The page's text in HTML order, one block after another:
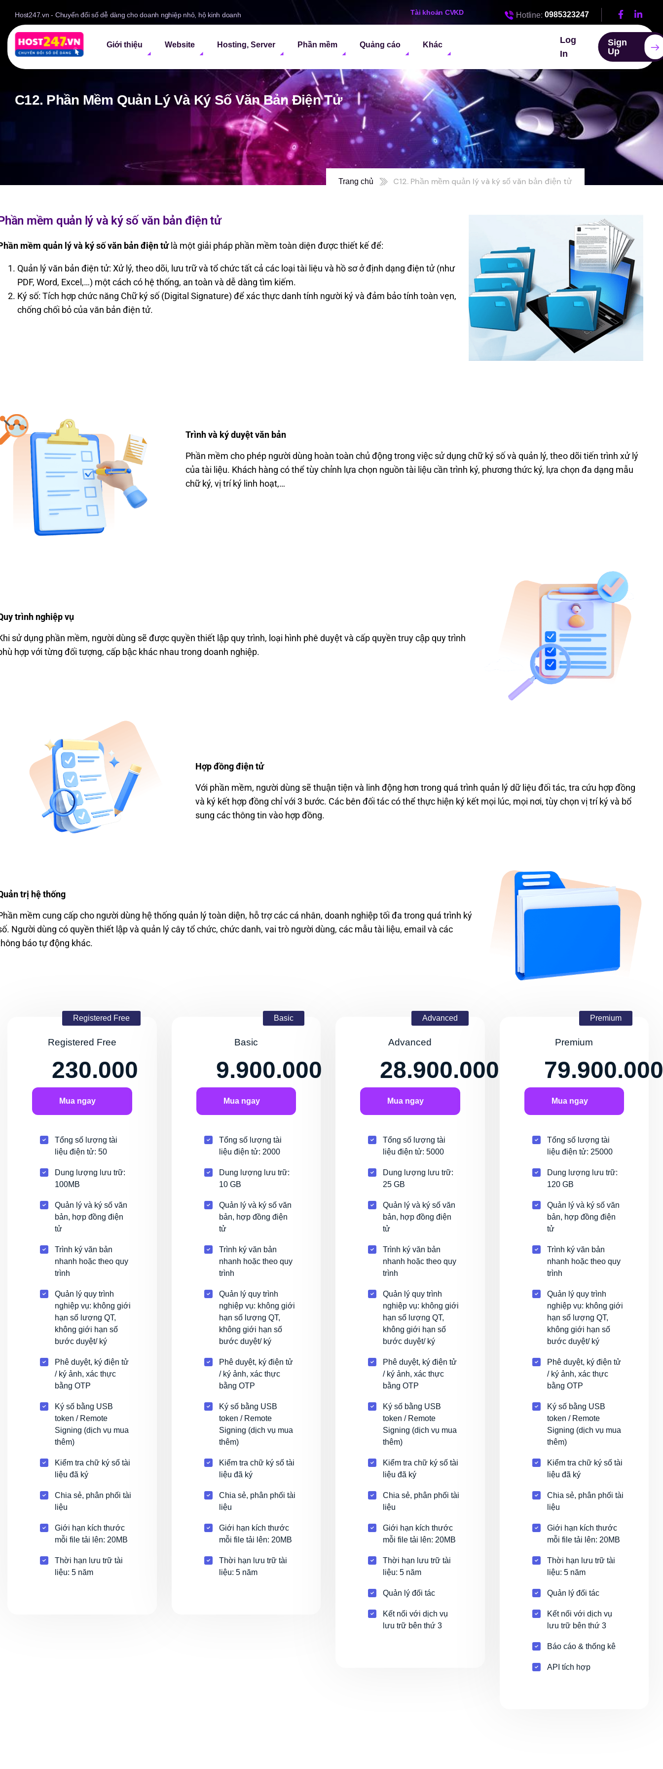
Host247.vn - Chuyển đổi số dễ dàng cho doanh nghiệp nhỏ, hộ kinh doanh Tài khoản CVKD Hotline: 0985323247
Giới thiệu Website Hosting, Server Phần mềm Quảng cáo Khác
Log
In
Sign
Up
C12. Phần Mềm Quản Lý Và Ký Số Văn Bản Điện Tử
Trang chủ C12. Phần mềm quản lý và ký số văn bản điện tử
mềm quản lý và ký số văn bản điện tử
ần mềm quản l ý và ký số văn bản điện tử à một giải pháp phần mềm toàn diện được thiết kếđể:
Quản l ý văn bản điện tử: Xử l ý, theo dõi, l ưu trữ và tổ chức tất cả các loại tài liệu và hồ sơởđịnh dạng điện tử (như
PDF, Word, Excel,…) một cách có hệ thống, an toàn và dễ dàng tìm kiếm.
Ký số: Tích hợp chức năng Chữ ký số (Digital Signature) để xác thực danh tính người ký và đảm bảo tính toàn vẹn,
chống chối bỏ của văn bản điện tử.
Trình và ký duyệt văn bản
Phần mềm cho phép người dùng hoàn toàn chủ động trong việc sử dụng chữ ky ́ số và quản lý, theo dõi tiến trình xử ly
của tài liệu. Khách hàng có thể tùy chỉnh l ựa chọn nguồn tài liệu cần trình ký, phương thức ký, l ựa chọn đa dạng mẫu
chữ ký, vị trí ký linh hoạt,…
trình nghiệp vụ
sử dụng phần mềm, người dùng sẽ được quyền thiết lập quy trình, loại hình phê duyệt và cấp quyền truy cập quy trình
hợp với từng đối tượng, cấp bậc khác nhau trong doanh nghiệp.
Hợpđồngđiện tử
Với phần mềm, người dùng sẽ thuận tiện và linhđộng hơn trong quá trình quản lý dữ liệuđối tác, tra cứu hợp đồng
và ky ́ kết hợp đồng chỉ với 3 bước. Các bênđối tác có thể thực hiện ky ́ kết mọi lúc, mọi nơi, tùy chọn vị trí ký và bổ
sung các thông tin vào hợp đồng.
ản trị hệ thống
ần mềm cung cấp cho người dùng hệ thống quản lý toàn diện, hỗ trợ các cá nhân, doanh nghiệp tối đa trong quá trình ky
Người dùng có quyền thiết lập và quản lý cây tổ chức, chức danh, vai trò người dùng, các mẫu tài liệu, email và các
báo tự động khác.
Registered Free
Registered Free
230.000
Mua ngay
Tổng số lượng tài
liệu điện tử: 50
Dung lượng lưu trữ:
100MB
Quản lý và ký số văn
bản, hợp đồng điện
tử
Trình ký văn bản
nhanh hoặc theo quy
trình
Quản lý quy trình
nghiệp vụ: không giới
hạn số lượng QT,
không giới hạn số
bước duyệt/ ký
Phê duyệt, ký điện tử
/ ký ảnh, xác thực
bằng OTP
Ký số bằng USB
token / Remote
Signing (dịch vụ mua
thêm)
Kiểm tra chữ ký số tài
liệu đã ký
Chia sẻ, phân phối tài
liệu
Giới hạn kích thước
mỗi file tải lên: 20MB
Thời hạn lưu trữ tài
liệu: 5 năm
Basic
Basic
9.900.000
Mua ngay
Tổng số lượng tài
liệu điện tử: 2000
Dung lượng lưu trữ:
10 GB
Quản lý và ký số văn
bản, hợp đồng điện
tử
Trình ký văn bản
nhanh hoặc theo quy
trình
Quản lý quy trình
nghiệp vụ: không giới
hạn số lượng QT,
không giới hạn số
bước duyệt/ ký
Phê duyệt, ký điện tử
/ ký ảnh, xác thực
bằng OTP
Ký số bằng USB
token / Remote
Signing (dịch vụ mua
thêm)
Kiểm tra chữ ký số tài
liệu đã ký
Chia sẻ, phân phối tài
liệu
Giới hạn kích thước
mỗi file tải lên: 20MB
Thời hạn lưu trữ tài
liệu: 5 năm
Advanced
Advanced
28.900.000
Mua ngay
Tổng số lượng tài
liệu điện tử: 5000
Dung lượng lưu trữ:
25 GB
Quản lý và ký số văn
bản, hợp đồng điện
tử
Trình ký văn bản
nhanh hoặc theo quy
trình
Quản lý quy trình
nghiệp vụ: không giới
hạn số lượng QT,
không giới hạn số
bước duyệt/ ký
Phê duyệt, ký điện tử
/ ký ảnh, xác thực
bằng OTP
Ký số bằng USB
token / Remote
Signing (dịch vụ mua
thêm)
Kiểm tra chữ ký số tài
liệu đã ký
Chia sẻ, phân phối tài
liệu
Giới hạn kích thước
mỗi file tải lên: 20MB
Thời hạn lưu trữ tài
liệu: 5 năm
Quản lý đối tác
Kết nối với dịch vụ
lưu trữ bên thứ 3
Premium
Premium
79.900.000
Mua ngay
Tổng số lượng tài
liệu điện tử: 25000
Dung lượng lưu trữ:
120 GB
Quản lý và ký số văn
bản, hợp đồng điện
tử
Trình ký văn bản
nhanh hoặc theo quy
trình
Quản lý quy trình
nghiệp vụ: không giới
hạn số lượng QT,
không giới hạn số
bước duyệt/ ký
Phê duyệt, ký điện tử
/ ký ảnh, xác thực
bằng OTP
Ký số bằng USB
token / Remote
Signing (dịch vụ mua
thêm)
Kiểm tra chữ ký số tài
liệu đã ký
Chia sẻ, phân phối tài
liệu
Giới hạn kích thước
mỗi file tải lên: 20MB
Thời hạn lưu trữ tài
liệu: 5 năm
Quản lý đối tác
Kết nối với dịch vụ
lưu trữ bên thứ 3
Báo cáo & thống kê
API tích hợp